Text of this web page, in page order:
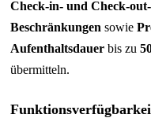
Check-in- und Check-out-
Beschränkungen sowie
Aufenthaltsdauerbis zu
übermitteln.